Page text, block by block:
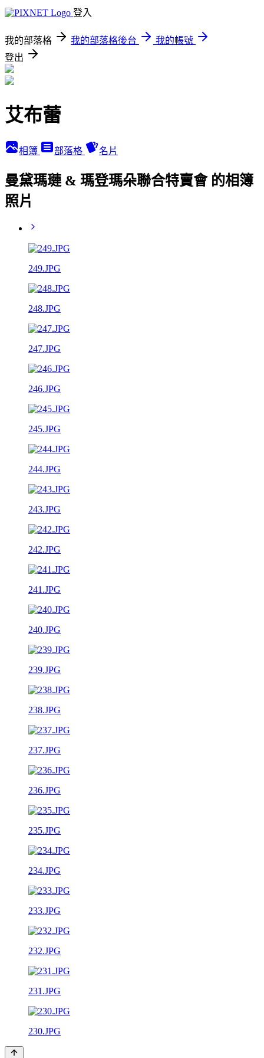
登入
我的部落格 我的部落格後台
我的帳號
登出
艾布蕾
相簿 部落格 名片
曼黛瑪璉 & 瑪登瑪朵聯合特賣會 的相簿
照片
249.JPG
248.JPG
247.JPG
246.JPG
245.JPG
244.JPG
243.JPG
242.JPG
241.JPG
240.JPG
239.JPG
238.JPG
237.JPG
236.JPG
235.JPG
234.JPG
233.JPG
232.JPG
231.JPG
230.JPG